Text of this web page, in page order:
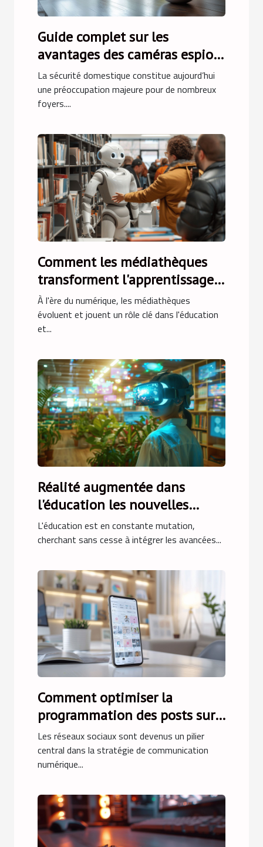
Guide complet sur les
avantages des caméras espion
pour la sécurité domestique
La sécurité domestique constitue aujourd’hui
une préoccupation majeure pour de nombreux
foyers....
Comment les médiathèques
transforment l'apprentissage
de l'intelligence artificielle
À l'ère du numérique, les médiathèques
évoluent et jouent un rôle clé dans l'éducation
et...
Réalité augmentée dans
l'éducation les nouvelles
méthodes d'apprentissage
L'éducation est en constante mutation,
cherchant sans cesse à intégrer les avancées...
Comment optimiser la
programmation des posts sur
les réseaux sociaux
Les réseaux sociaux sont devenus un pilier
central dans la stratégie de communication
numérique...